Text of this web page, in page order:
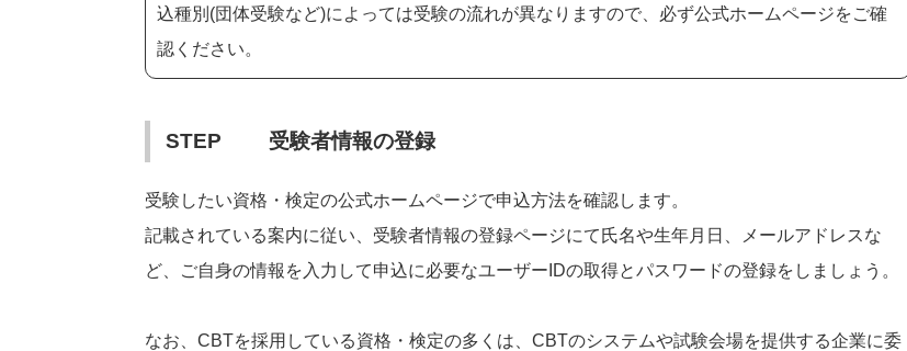
込種別(団体受験など)によっては受験の流れが異なりますので、必ず公式ホームページをご確
認ください。
STEP1 受験者情報の登録
受験したい資格・検定の公式ホームページで申込方法を確認します。
記載されている案内に従い、受験者情報の登録ページにて氏名や生年月日、メールアドレスな
ど、ご自身の情報を入力して申込に必要なユーザーIDの取得とパスワードの登録をしましょう。
なお、CBTを採用している資格・検定の多くは、CBTのシステムや試験会場を提供する企業に委